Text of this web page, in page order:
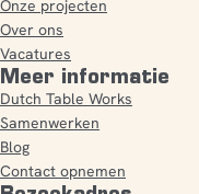
Onze projecten
Over ons
Vacatures
Meer informatie
Dutch Table Works
Samenwerken
Blog
Contact opnemen